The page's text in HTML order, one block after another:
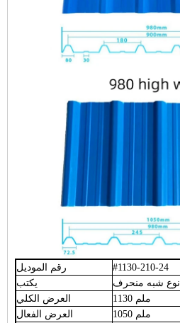
رقم الموديل
#1130-210-24
يكتب
نوع شبه منحرف
العرض الكلي
1130 ملم
العرض الفعال
1050 ملم